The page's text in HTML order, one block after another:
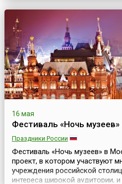
Союза. С 1995 года это
месяце, а предшествующие
мае, так и в марте, и апреле.В
полуфиналы состоятся 12 и 14
16 мая
Фестиваль «Ночь
Праздники России
Фестиваль «Ночь музеев» в
проект, в котором участвуют
учреждения российской
интереса широкой аудитории,